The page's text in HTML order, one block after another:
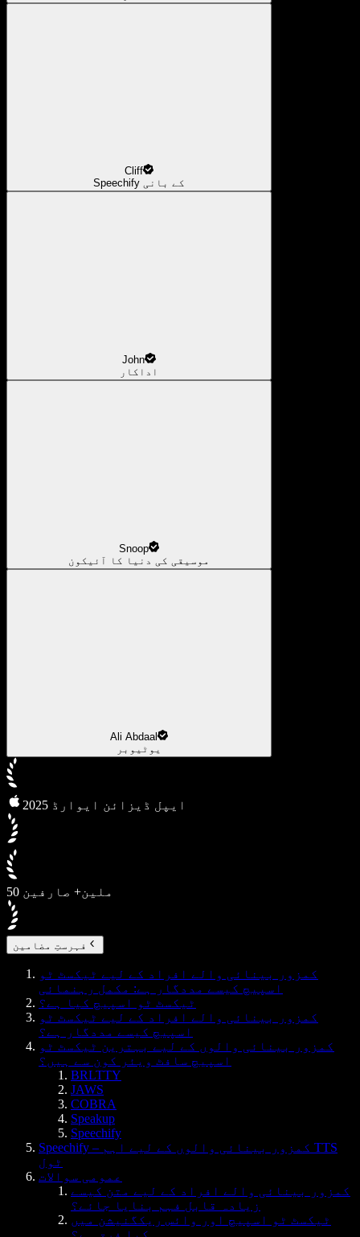
Cliff
Speechify کے بانی
John
اداکار
Snoop
موسیقی کی دنیا کا آئیکون
Ali Abdaal
یوٹیوبر
2025 ایپل ڈیزائن ایوارڈ
50 ملین+ صارفین
فہرستِ مضامین
کمزور بینائی والے افراد کے لیے ٹیکسٹ ٹو
اسپیچ کیسے مددگار ہے: مکمل رہنمائی
ٹیکسٹ ٹو اسپیچ کیا ہے؟
کمزور بینائی والے افراد کے لیے ٹیکسٹ ٹو
اسپیچ کیسے مددگار ہے؟
کمزور بینائی والوں کے لیے بہترین ٹیکسٹ ٹو
اسپیچ سافٹ ویئر کون سے ہیں؟
BRLTTY
JAWS
COBRA
Speakup
Speechify
Speechify – کمزور بینائی والوں کے لیے اہم TTS
ٹول
عمومی سوالات
کمزور بینائی والے افراد کے لیے متن کیسے
زیادہ قابل فہم بنایا جائے؟
ٹیکسٹ ٹو اسپیچ اور وائس ریکگنیشن میں
کیا فرق ہے؟